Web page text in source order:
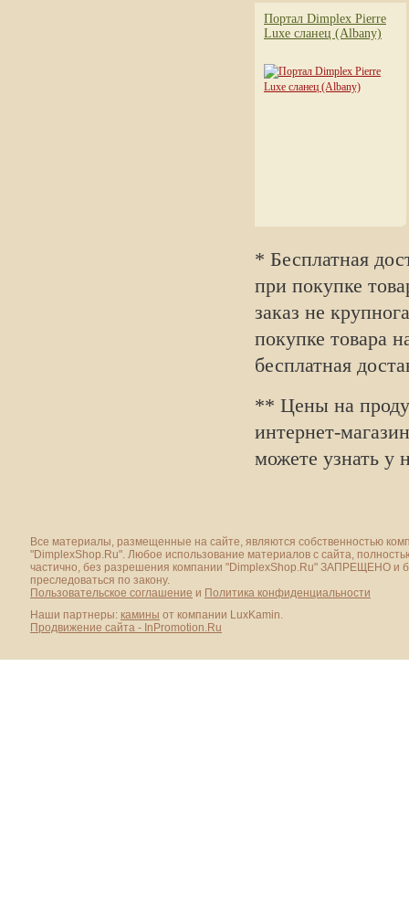
Портал Dimplex Pierre
Luxe сланец (Albany)
* Бесплатная
при покупке
заказ не
покупке товара
бесплатная
** Цены на
интернет-
можете узнать у
Все материалы, размещенные на сайте, являются собственностью
"DimplexShop.Ru". Любое использование материалов с сайта,
частично, без разрешения компании "DimplexShop.Ru" ЗАПРЕЩЕНО и
преследоваться по закону.
Пользовательское соглашение и Политика конфиденциальности
Наши партнеры: камины от компании LuxKamin.
Продвижение сайта - InPromotion.Ru